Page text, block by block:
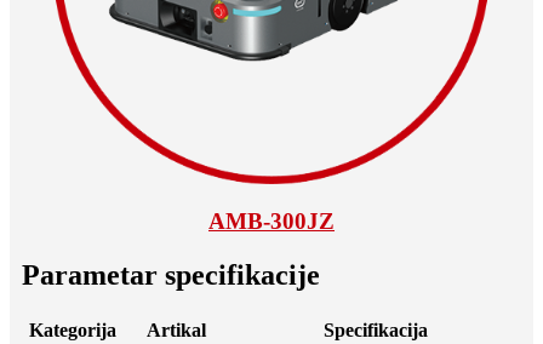
AMB-300JZ
Parametar specifikacije
Kategorija Artikal Specifikacija